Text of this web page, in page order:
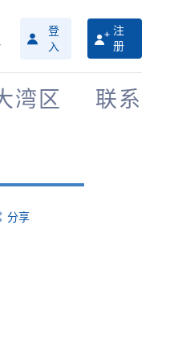
搜
寻
介
登
入
注
册
湾区 联系
分享